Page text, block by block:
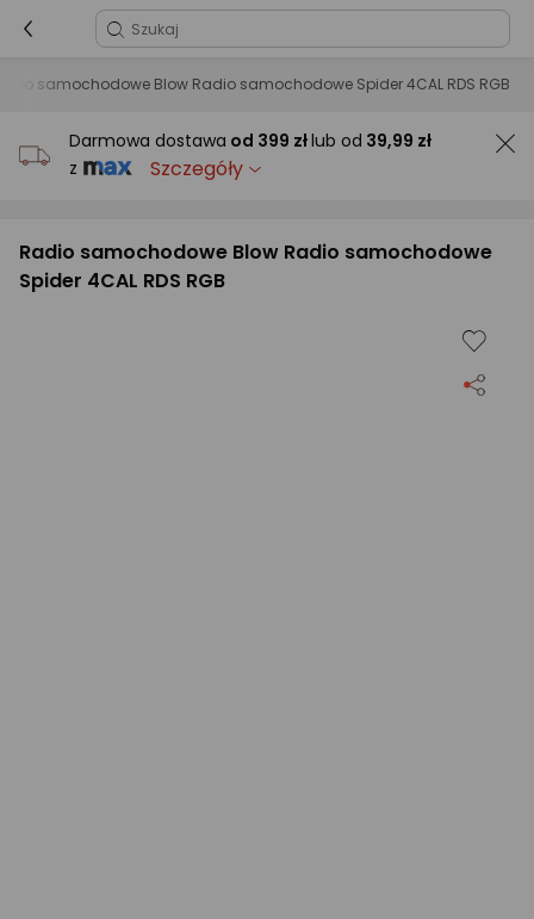
samochodowe Blow Radio samochodowe Spider 4CAL RDS RGB
Darmowa dostawa od 399 złlub od 39,99 zł
z
Szczegóły
Radio samochodowe Blow Radio samochodowe
Spider 4CAL RDS RGB